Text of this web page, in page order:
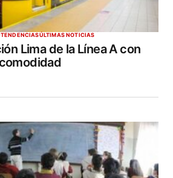
TENDENCIASÚLTIMAS NOTICIAS
Lima de la Línea A con